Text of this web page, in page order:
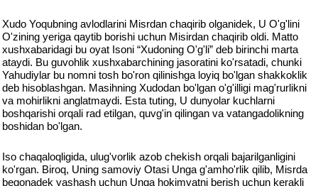
Xudo Yoqubning avlodlarini Misrdan chaqirib olganidek, U O'g'lini
O'zining yeriga qaytib borishi uchun Misirdan chaqirib oldi. Matto
xushxabaridagi bu oyat Isoni “Xudoning O'g'li” deb birinchi marta
ataydi. Bu guvohlik xushxabarchining jasoratini ko'rsatadi, chunki
Yahudiylar bu nomni tosh bo'ron qilinishga loyiq bo'lgan shakkoklik
deb hisoblashgan. Masihning Xudodan bo'lgan o'g'illigi mag'rurlikni
va mohirlikni anglatmaydi. Esta tuting, U dunyolar kuchlarni
boshqarishi orqali rad etilgan, quvg'in qilingan va vatangadolikning
boshidan bo'lgan.
Iso chaqaloqligida, ulug'vorlik azob chekish orqali bajarilganligini
ko'rgan. Biroq, Uning samoviy Otasi Unga g'amho'rlik qilib, Misrda
begonadek yashash uchun Unga hokimyatni berish uchun kerakli